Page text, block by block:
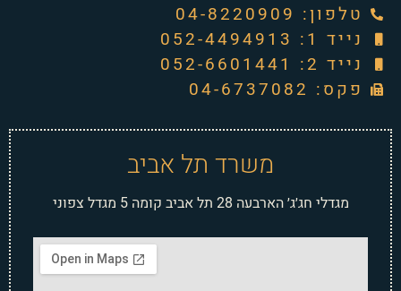
טלפון: ‭04-8220909‬
נייד 1: 052-4494913
נייד 2: 052-6601441
פקס: 04-6737082
משרד תל אביב
מגדלי חג׳ג׳ הארבעה 28 תל אביב קומה 5 מגדל צפוני